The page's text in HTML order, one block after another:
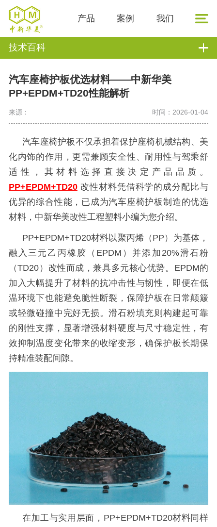
产品 案例 我们
技术百科
汽车座椅护板优选材料——中新华美
PP+EPDM+TD20性能解析
来源： 时间：2026-01-04
汽车座椅护板不仅承担着保护座椅机械结构、美
化内饰的作用，更需兼顾安全性、耐用性与驾乘舒
适性，其材料选择直接决定产品品质。
PP+EPDM+TD20 改性材料凭借科学的成分配比与
优异的综合性能，已成为汽车座椅护板制造的优选
材料，中新华美改性工程塑料小编为您介绍。
PP+EPDM+TD20材料以聚丙烯（PP）为基体，
融入三元乙丙橡胶（EPDM）并添加20%滑石粉
（TD20）改性而成，兼具多元核心优势。EPDM的
加入大幅提升了材料的抗冲击性与韧性，即便在低
温环境下也能避免脆性断裂，保障护板在日常颠簸
或轻微碰撞中完好无损。滑石粉填充则构建起可靠
的刚性支撑，显著增强材料硬度与尺寸稳定性，有
效抑制温度变化带来的收缩变形，确保护板长期保
持精准装配间隙。
在加工与实用层面， PP+EPDM+TD20材料同样